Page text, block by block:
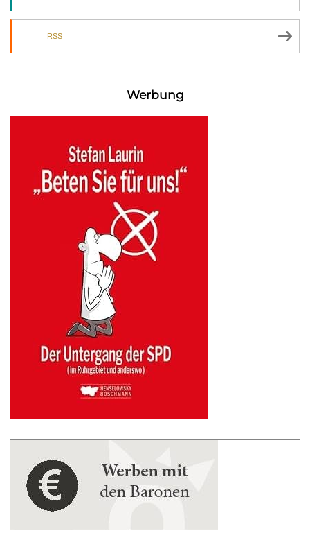
RSS
Werbung